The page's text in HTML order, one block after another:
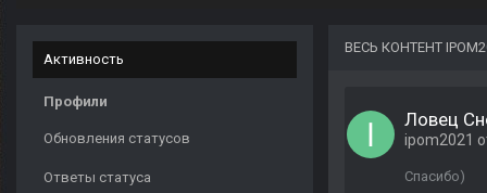
Активность
Профили
Обновления статусов
Ответы статуса
ВЕСЬ КОНТЕНТ
Ловец
ipom2021
Спасибо)